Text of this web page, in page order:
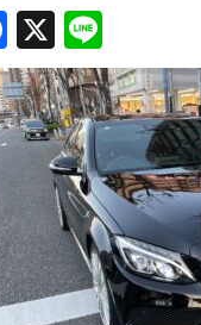
F
a
c
e
b
o
o
k
X
n
e